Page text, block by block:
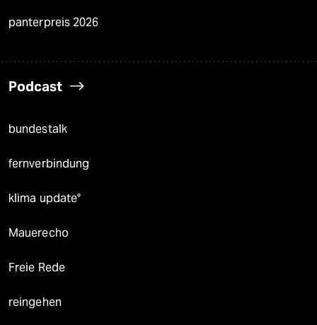
panterpreis 2026
Podcast
bundestalk
fernverbindung
klima update°
Mauerecho
Freie Rede
reingehen